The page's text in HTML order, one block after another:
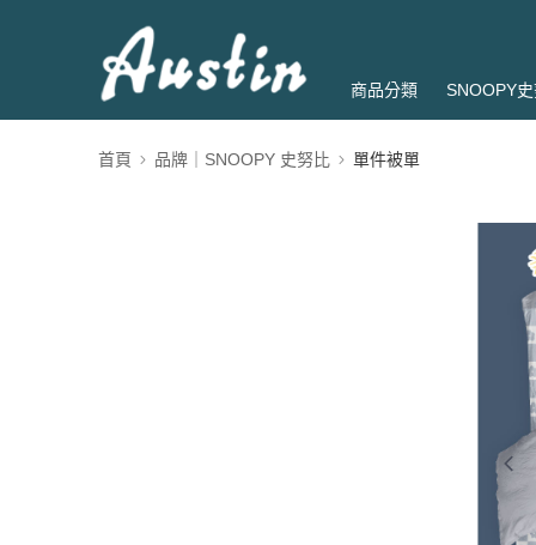
商品分類 SNOOPY
首頁 品牌｜SNOOPY 史努比 單件被單